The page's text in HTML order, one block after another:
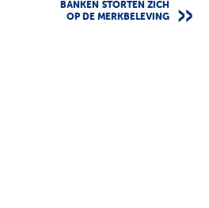
BANKEN STORTEN ZICH
OP DE MERKBELEVING